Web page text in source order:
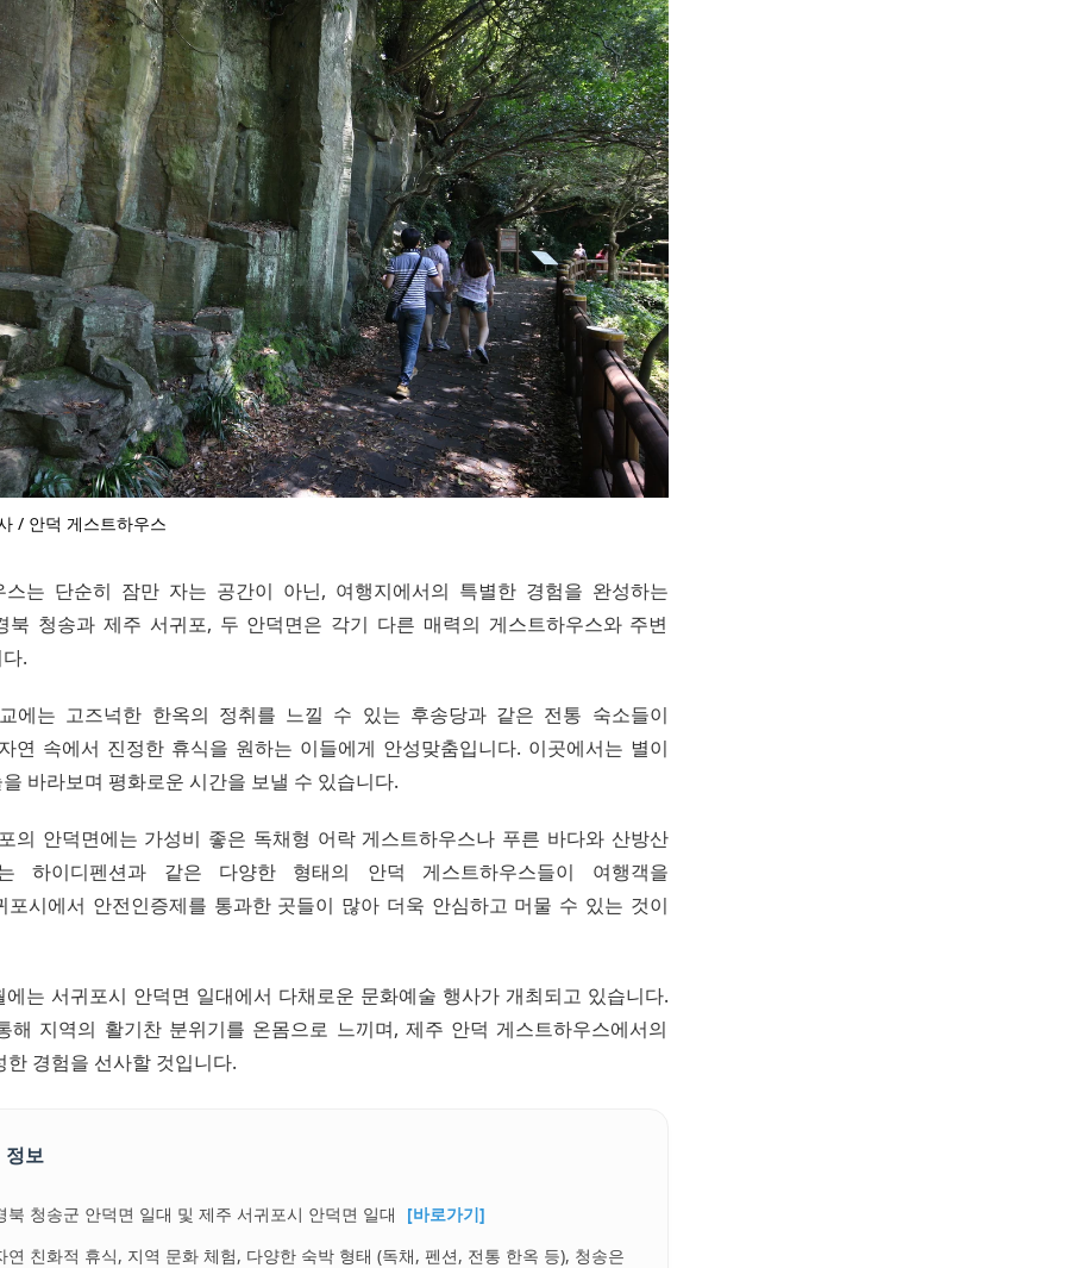
/ 안덕 게스트하우스
스는 단순히 잠만 자는 공간이 아닌, 여행지에서의 특별한 경험을 완성하는
북 청송과 제주 서귀포, 두 안덕면은 각기 다른 매력의 게스트하우스와 주변
.
에는 고즈넉한 한옥의 정취를 느낄 수 있는 후송당과 같은 전통 숙소들이
연 속에서 진정한 휴식을 원하는 이들에게 안성맞춤입니다. 이곳에서는 별이
바라보며 평화로운 시간을 보낼 수 있습니다.
의 안덕면에는 가성비 좋은 독채형 어락 게스트하우스나 푸른 바다와 산방산
하이디펜션과 같은 다양한 형태의 안덕 게스트하우스들이 여행객을
포시에서 안전인증제를 통과한 곳들이 많아 더욱 안심하고 머물 수 있는 것이
는 서귀포시 안덕면 일대에서 다채로운 문화예술 행사가 개최되고 있습니다.
해 지역의 활기찬 분위기를 온몸으로 느끼며, 제주 안덕 게스트하우스에서의
경험을 선사할 것입니다.
정보
북 청송군 안덕면 일대 및 제주 서귀포시 안덕면 일대
[바로가기]
연 친화적 휴식, 지역 문화 체험, 다양한 숙박 형태 (독채, 펜션, 전통 한옥 등), 청송은